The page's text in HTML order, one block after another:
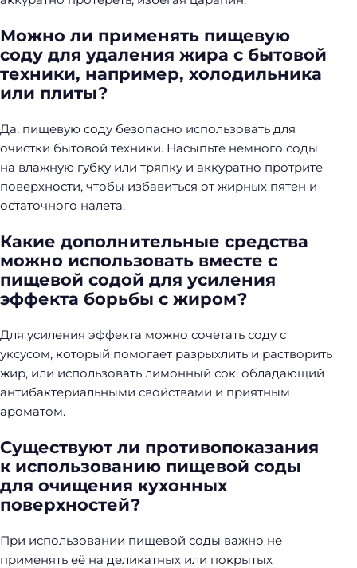
Можно ли применять пищевую
соду для удаления жира с бытовой
техники, например, холодильника
или плиты?
Да, пищевую соду безопасно использовать для
очистки бытовой техники. Насыпьте немного соды
на влажную губку или тряпку и аккуратно протрите
поверхности, чтобы избавиться от жирных пятен и
остаточного налета.
Какие дополнительные средства
можно использовать вместе с
пищевой содой для усиления
эффекта борьбы с жиром?
Для усиления эффекта можно сочетать соду с
уксусом, который помогает разрыхлить и растворить
жир, или использовать лимонный сок, обладающий
антибактериальными свойствами и приятным
ароматом.
Существуют ли противопоказания
к использованию пищевой соды
для очищения кухонных
поверхностей?
При использовании пищевой соды важно не
применять её на деликатных или покрытых